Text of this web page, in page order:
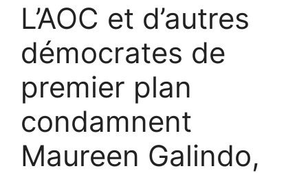
L’AOC et d’autres
démocrates de
premier plan
condamnent
Maureen Galindo,